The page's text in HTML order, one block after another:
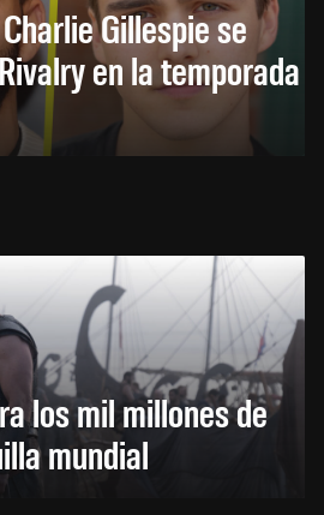
Gillespie se
en la temporada
los mil millones de
mundial